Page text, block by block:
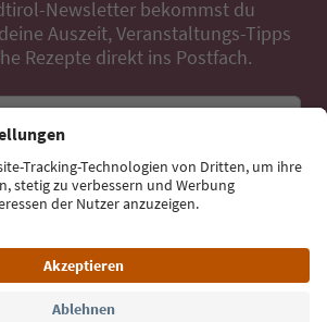
Newsletter bekommst du
Auszeit, Veranstaltungs-Tipps
Rezepte direkt ins Postfach.
Jetzt anmelden